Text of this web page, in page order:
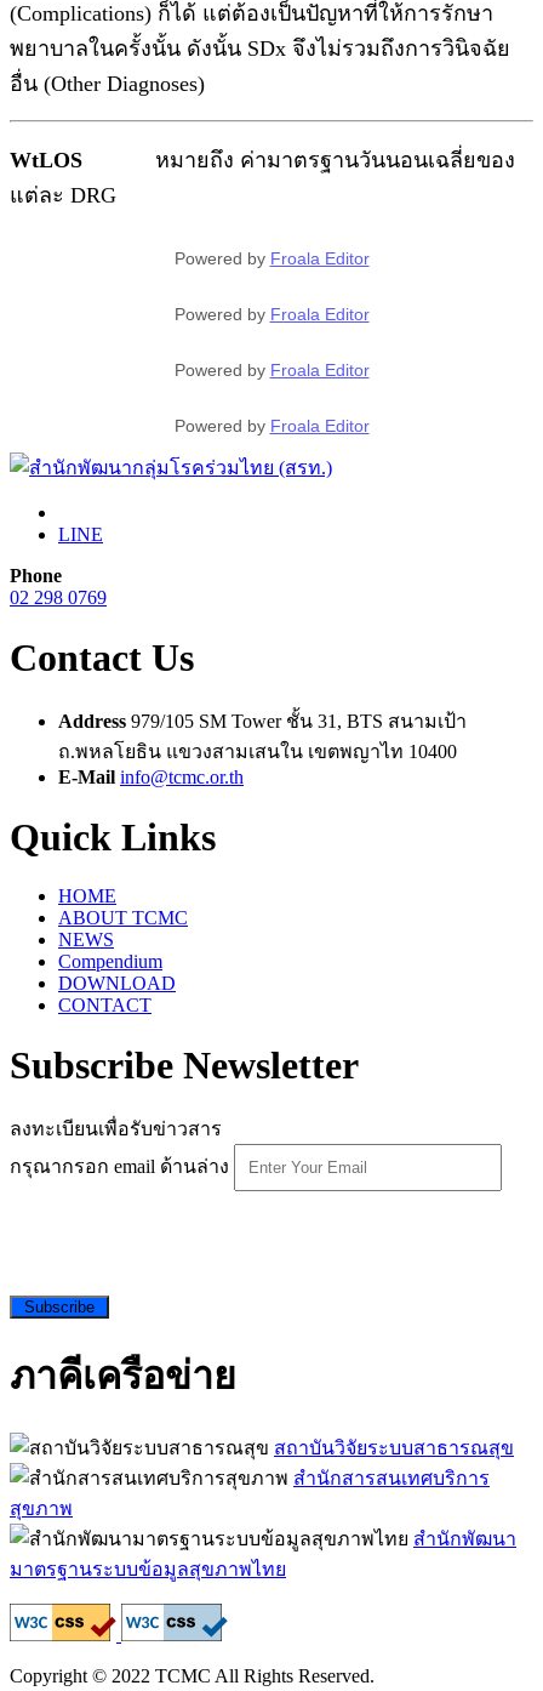
(Complications) ก็ได้ แต่ต้องเป็นปัญหาที่ให้การรักษา
พยาบาลในครั้งนั้น ดังนั้น SDx จึงไม่รวมถึงการวินิจฉัย
อื่น (Other Diagnoses)
WtLOS หมายถึง ค่ามาตรฐานวันนอนเฉลี่ยของ
แต่ละ DRG
Powered by Froala Editor
Powered by Froala Editor
Powered by Froala Editor
Powered by Froala Editor
LINE
Phone
02 298 0769
Contact Us
Address 979/105 SM Tower ชั้น 31, BTS สนามเป้า
ถ.พหลโยธิน แขวงสามเสนใน เขตพญาไท 10400
E-Mail info@tcmc.or.th
Quick Links
HOME
ABOUT TCMC
NEWS
Compendium
DOWNLOAD
CONTACT
Subscribe Newsletter
ลงทะเบียนเพื่อรับข่าวสาร
กรุณากรอก email ด้านล่าง
Subscribe
ภาคีเครือข่าย
สถาบันวิจัยระบบสาธารณสุข
สำนักสารสนเทศบริการ
สุขภาพ
สำนักพัฒนา
มาตรฐานระบบข้อมูลสุขภาพไทย
Copyright © 2022 TCMC All Rights Reserved.